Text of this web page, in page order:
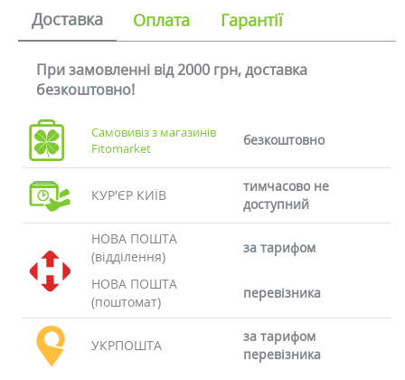
Доставка Оплата Гарантії
При замовленні від 2000 грн, доставка
безкоштовно!
Самовивіз з магазинів
Fitomarket
безкоштовно
КУР'ЄР КИЇВ
тимчасово не
доступний
НОВА ПОШТА
(відділення)
за тарифом
НОВА ПОШТА
(поштомат)
перевізника
УКРПОШТА
за тарифом
перевізника